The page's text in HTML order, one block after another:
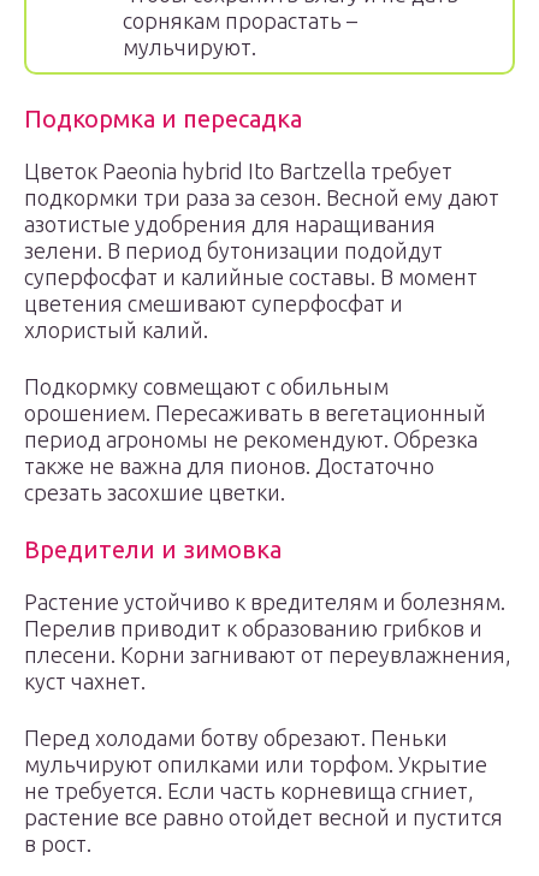
сорнякам прорастать –
мульчируют.
Подкормка и пересадка
Цветок Paeonia hybrid Ito Bartzella требует
подкормки три раза за сезон. Весной ему дают
азотистые удобрения для наращивания
зелени. В период бутонизации подойдут
суперфосфат и калийные составы. В момент
цветения смешивают суперфосфат и
хлористый калий.
Подкормку совмещают с обильным
орошением. Пересаживать в вегетационный
период агрономы не рекомендуют. Обрезка
также не важна для пионов. Достаточно
срезать засохшие цветки.
Вредители и зимовка
Растение устойчиво к вредителям и болезням.
Перелив приводит к образованию грибков и
плесени. Корни загнивают от переувлажнения,
куст чахнет.
Перед холодами ботву обрезают. Пеньки
мульчируют опилками или торфом. Укрытие
не требуется. Если часть корневища сгниет,
растение все равно отойдет весной и пустится
в рост.